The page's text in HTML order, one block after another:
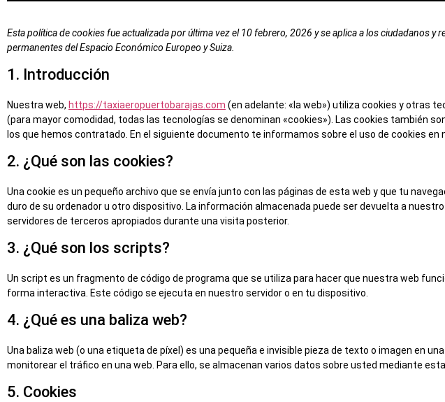
Esta política de cookies fue actualizada por última vez el 10 febrero, 2026 y se aplica a los ciudadanos y
permanentes del Espacio Económico Europeo y Suiza.
1. Introducción
Nuestra web, https://taxiaeropuertobarajas.com (en adelante: «la web») utiliza cookies y otras
(para mayor comodidad, todas las tecnologías se denominan «cookies»). Las cookies también
los que hemos contratado. En el siguiente documento te informamos sobre el uso de cookies en
2. ¿Qué son las cookies?
Una cookie es un pequeño archivo que se envía junto con las páginas de esta web y que tu
duro de su ordenador u otro dispositivo. La información almacenada puede ser devuelta a
servidores de terceros apropiados durante una visita posterior.
3. ¿Qué son los scripts?
Un script es un fragmento de código de programa que se utiliza para hacer que nuestra web
forma interactiva. Este código se ejecuta en nuestro servidor o en tu dispositivo.
4. ¿Qué es una baliza web?
Una baliza web (o una etiqueta de píxel) es una pequeña e invisible pieza de texto o imagen en
monitorear el tráfico en una web. Para ello, se almacenan varios datos sobre usted mediante
5. Cookies